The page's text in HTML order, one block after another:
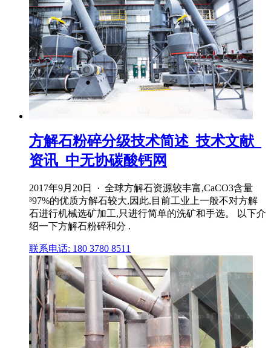
方解石粉碎分级技术简述_技术文献_
资讯_中无协碳酸钙网
2017年9月20日 · 全球方解石资源较丰富,CaCO3含量
³97%的优质方解石较大,因此,目前工业上一般不对方解
石进行机械选矿加工,只进行简单的洗矿和手选。 以下介
绍一下方解石粉碎和分 .
联系电话: 180 3780 8511